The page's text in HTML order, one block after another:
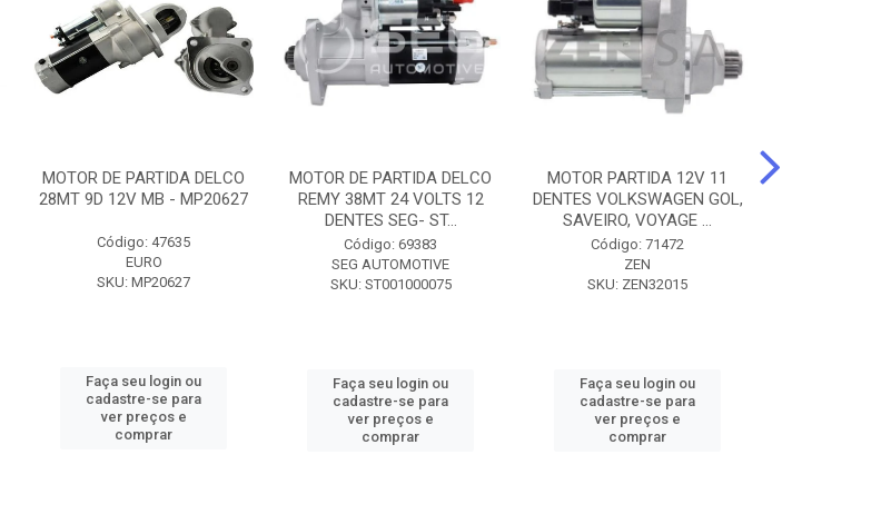
MOTOR DE PARTIDA DELCO
28MT 9D 12V MB - MP20627
Código: 47635
EURO
SKU: MP20627
Faça seu login ou
cadastre-se para
ver preços e
comprar
MOTOR DE PARTIDA DELCO
REMY 38MT 24 VOLTS 12
DENTES SEG- ST...
Código: 69383
SEG AUTOMOTIVE
SKU: ST001000075
Faça seu login ou
cadastre-se para
ver preços e
comprar
MOTOR PARTIDA 12V 11
DENTES VOLKSWAGEN GOL,
SAVEIRO, VOYAGE ...
Código: 71472
ZEN
SKU: ZEN32015
Faça seu login ou
cadastre-se para
ver preços e
comprar